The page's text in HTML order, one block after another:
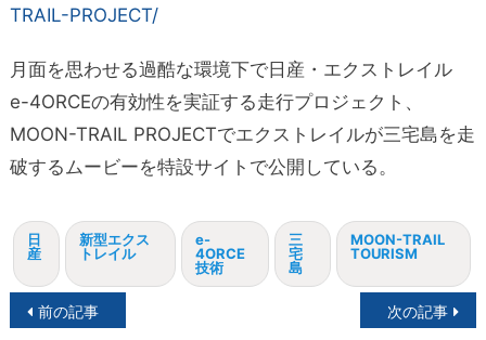
TRAIL-PROJECT/
月面を思わせる過酷な環境下で日産・エクストレイル
e-4ORCEの有効性を実証する走行プロジェクト、
MOON-TRAIL PROJECTでエクストレイルが三宅島を走
破するムービーを特設サイトで公開している。
日
産
新型エクス
トレイル
e-
4ORCE
技術
三
宅
島
MOON-TRAIL
TOURISM
投前の記事 次の記事